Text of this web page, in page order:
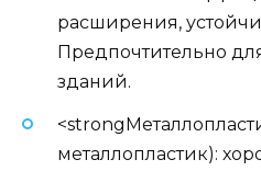
расширения,
Предпочтительно
зданий.
металлопластик):